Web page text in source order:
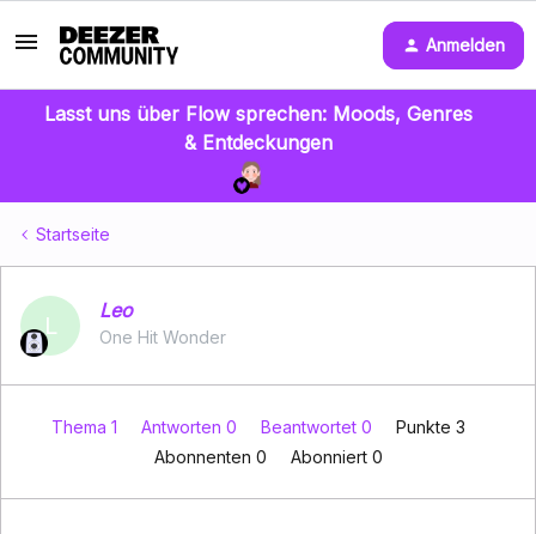
Anmelden
Lasst uns über Flow sprechen: Moods, Genres
& Entdeckungen
Startseite
L
Leo
One Hit Wonder
Thema 1 Antworten 0 Beantwortet 0
Punkte 3
Abonnenten 0 Abonniert 0